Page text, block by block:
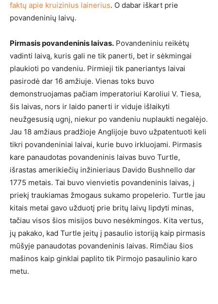
faktų apie kruizinius lainerius. O dabar iškart prie
povandeninių laivų.
Pirmasis povandeninis laivas. Povandeniniu reikėtų
vadinti laivą, kuris gali ne tik panerti, bet ir sėkmingai
plaukioti po vandeniu. Pirmieji tik paneriantys laivai
pasirodė dar 16 amžiuje. Vienas toks buvo
demonstruojamas pačiam imperatoriui Karoliui V. Tiesa,
šis laivas, nors ir laido panerti ir viduje išlaikyti
neužgesusią ugnį, niekur po vandeniu nuplaukti negalėjo.
Jau 18 amžiaus pradžioje Anglijoje buvo užpatentuoti keli
tikri povandeniniai laivai, kurie buvo irkluojami. Pirmasis
kare panaudotas povandeninis laivas buvo Turtle,
išrastas amerikiečių inžinieriaus Davido Bushnello dar
1775 metais. Tai buvo vienvietis povandeninis laivas, į
priekį traukiamas žmogaus sukamo propelerio. Turtle jau
kitais metai gavo užduotį prie britų laivų lipdyti minas,
tačiau visos šios misijos buvo nesėkmingos. Kita vertus,
jų pakako, kad Turtle įeitų į pasaulio istoriją kaip pirmasis
mūšyje panaudotas povandeninis laivas. Rimčiau šios
mašinos kaip ginklai paplito tik Pirmojo pasaulinio karo
metu.